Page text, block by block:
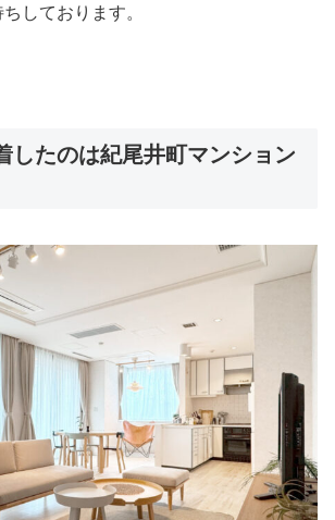
しております。
したのは紀尾井町マンション